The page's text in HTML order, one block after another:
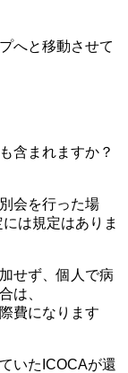
へと移動させて
含まれますか？
会を行った場
は規定はありま
せず、個人で病
は、
費になります
いたICOCAが還